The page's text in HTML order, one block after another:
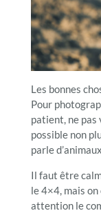
Les bonnes
Pour
patient, ne pas
possible non
parle
Il faut être
le 4×4, mais
attention le